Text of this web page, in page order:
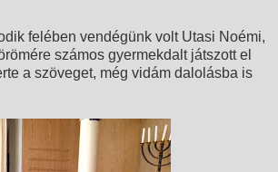
felében vendégünk volt Utasi Noémi,
számos gyermekdalt játszott el
a szöveget, még vidám dalolásba is